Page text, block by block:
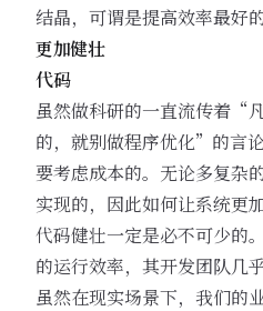
结晶，可谓是提高效率最好的
更加健壮
代码
虽然做科研的一直流传着“
的，就别做程序优化”的言
要考虑成本的。无论多复杂
实现的，因此如何让系统更
代码健壮一定是必不可少的
的运行效率，其开发团队几
虽然在现实场景下，我们的